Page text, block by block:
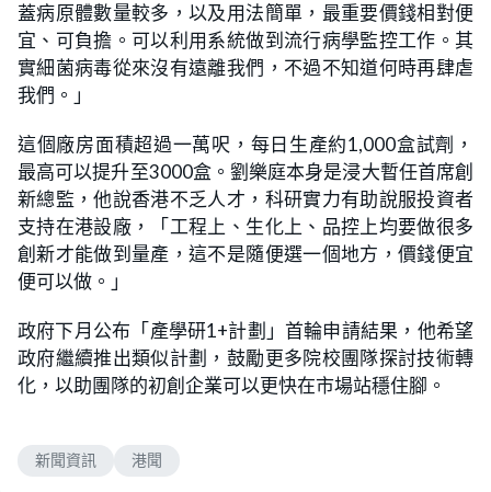
蓋病原體數量較多，以及用法簡單，最重要價錢相對便
宜、可負擔。可以利用系統做到流行病學監控工作。其
實細菌病毒從來沒有遠離我們，不過不知道何時再肆虐
我們。」
這個廠房面積超過一萬呎，每日生產約1,000盒試劑，
最高可以提升至3000盒。劉樂庭本身是浸大暫任首席創
新總監，他說香港不乏人才，科研實力有助說服投資者
支持在港設廠，「工程上、生化上、品控上均要做很多
創新才能做到量產，這不是隨便選一個地方，價錢便宜
便可以做。」
政府下月公布「產學研1+計劃」首輪申請結果，他希望
政府繼續推出類似計劃，鼓勵更多院校團隊探討技術轉
化，以助團隊的初創企業可以更快在市場站穩住腳。
新聞資訊 港聞